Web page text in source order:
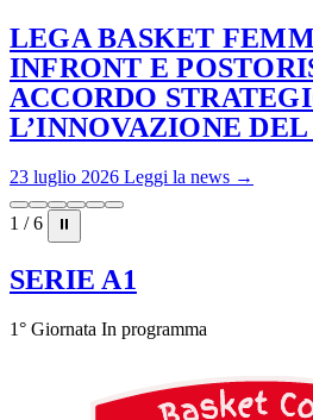
LEGA BASKET
INFRONT E
ACCORDO
L’INNOVAZIONE
23 luglio 2026 Leggi la news →
1 / 6 ⏸
SERIE A1
1° Giornata In programma